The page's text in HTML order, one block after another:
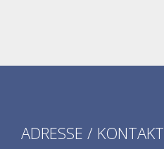
ADRESSE / KONTAKT